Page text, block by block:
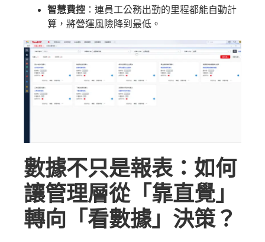
智慧費控 ：連員工公務出勤的里程都能自動計
算，將營運風險降到最低。
數據不只是報表：如何
讓管理層從「靠直覺」
轉向「看數據」決策？